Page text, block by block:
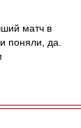
матч в
поняли, да.